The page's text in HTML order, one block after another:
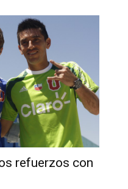
refuerzos con